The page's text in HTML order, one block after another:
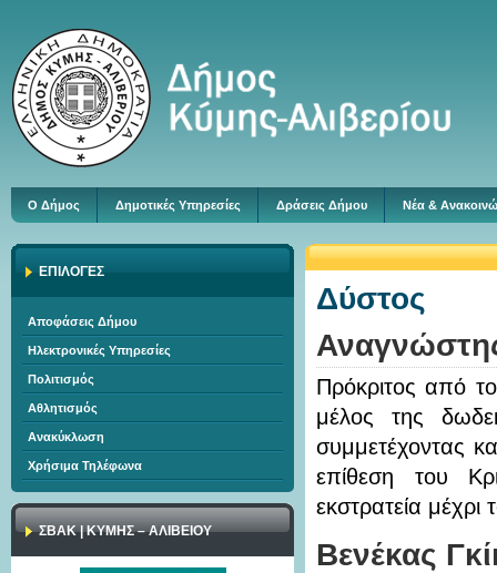
Ο Δήμος Δημοτικές Υπηρεσίες Δράσεις Δήμου Νέα &
ΕΠΙΛΟΓΕΣ
Αποφάσεις Δήμου
Ηλεκτρονικές Υπηρεσίες
Πολιτισμός
Αθλητισμός
Ανακύκλωση
Χρήσιμα Τηλέφωνα
ΣΒΑΚ | ΚΥΜΗΣ – ΑΛΙΒΕΙΟΥ
Δύστος
Πρόκριτος από
μέλος της
συμμετέχοντας
επίθεση του
εκστρατεία
Βενέκας